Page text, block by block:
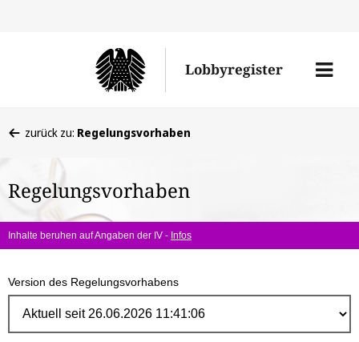
Lobbyregister
Menü
befinden
hier:
zurück zu: Regelungsvorhaben
Regelungsvorhaben
Inhalte beruhen auf Angaben der IV - Infos
Version des Regelungsvorhabens